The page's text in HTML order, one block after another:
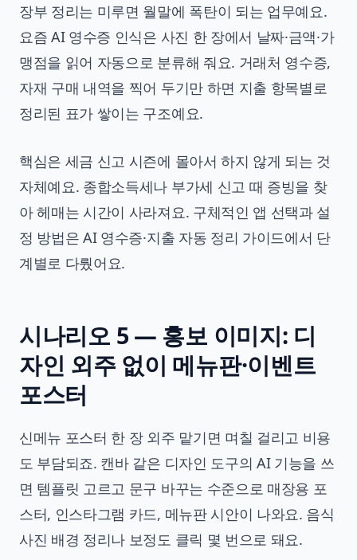
장부 정리는 미루면 월말에 폭탄이 되는 업무예요.
요즘 AI 영수증 인식은 사진 한 장에서 날짜·금액·가
맹점을 읽어 자동으로 분류해 줘요. 거래처 영수증,
자재 구매 내역을 찍어 두기만 하면 지출 항목별로
정리된 표가 쌓이는 구조예요.
핵심은 세금 신고 시즌에 몰아서 하지 않게 되는 것
자체예요. 종합소득세나 부가세 신고 때 증빙을 찾
아 헤매는 시간이 사라져요. 구체적인 앱 선택과 설
정 방법은AI 영수증·지출 자동 정리 가이드에서 단
계별로 다뤘어요.
시나리오 5 — 홍보 이미지: 디
자인 외주 없이 메뉴판·이벤트
포스터
신메뉴 포스터 한 장 외주 맡기면 며칠 걸리고 비용
도 부담되죠. 캔바 같은 디자인 도구의 AI 기능을 쓰
면 템플릿 고르고 문구 바꾸는 수준으로 매장용 포
스터, 인스타그램 카드, 메뉴판 시안이 나와요. 음식
사진 배경 정리나 보정도 클릭 몇 번으로 돼요.